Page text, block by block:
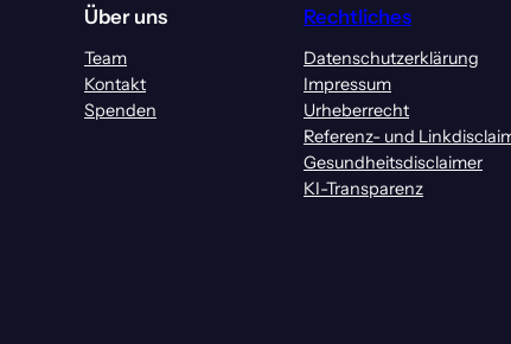
Über uns
Team
Kontakt
Spenden
Rechtliches
Datenschutzerklärung
Impressum
Urheberrecht
Referenz- und
Gesundheitsdisclaimer
KI-Transparenz